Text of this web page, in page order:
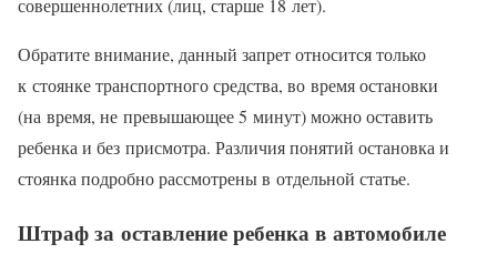
совершеннолетних (лиц, старше 18 лет).
Обратите внимание, данный запрет относится только
к стоянке транспортного средства, во время остановки
(на время, не превышающее 5 минут) можно оставить
ребенка и без присмотра. Различия понятий остановка и
стоянка подробно рассмотрены в отдельной статье.
Штраф за оставление ребенка в автомобиле